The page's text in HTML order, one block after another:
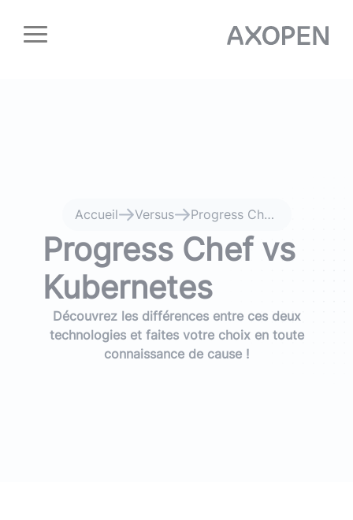
Accueil Versus Progress Chef vs Kubernetes
Progress Chef vs
Kubernetes
Découvrez les différences entre ces deux
technologies et faites votre choix en toute
connaissance de cause !